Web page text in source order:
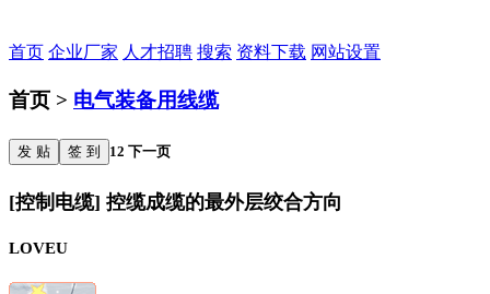
首页 企业厂家 人才招聘 搜索 资料下载 网站设置
首页 > 电气装备用线缆
发 贴 签 到 12 下一页
[控制电缆] 控缆成缆的最外层绞合方向
LOVEU